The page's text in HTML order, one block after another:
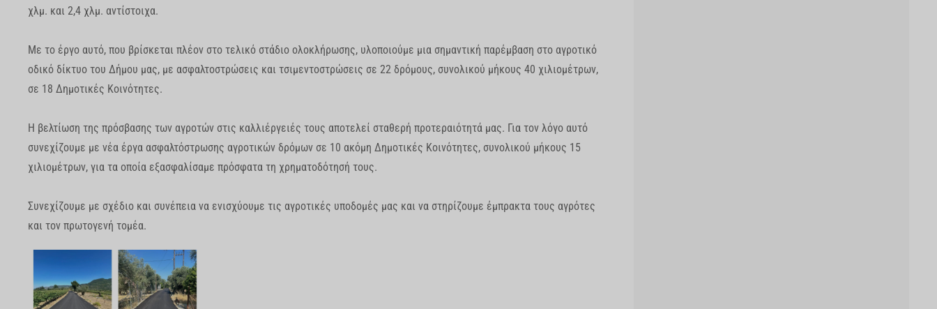
χλμ. και 2,4 χλμ. αντίστοιχα.
Με το έργο αυτό, που βρίσκεται πλέον στο τελικό στάδιο ολοκλήρωσης, υλοποιούμε μια σημαντική παρέμβαση στο αγροτικό
οδικό δίκτυο του Δήμου μας, με ασφαλτοστρώσεις και τσιμεντοστρώσεις σε 22 δρόμους, συνολικού μήκους 40 χιλιομέτρων,
σε 18 Δημοτικές Κοινότητες.
Η βελτίωση της πρόσβασης των αγροτών στις καλλιέργειές τους αποτελεί σταθερή προτεραιότητά μας. Για τον λόγο αυτό
συνεχίζουμε με νέα έργα ασφαλτόστρωσης αγροτικών δρόμων σε 10 ακόμη Δημοτικές Κοινότητες, συνολικού μήκους 15
χιλιομέτρων, για τα οποία εξασφαλίσαμε πρόσφατα τη χρηματοδότησή τους.
Συνεχίζουμε με σχέδιο και συνέπεια να ενισχύουμε τις αγροτικές υποδομές μας και να στηρίζουμε έμπρακτα τους αγρότες
και τον πρωτογενή τομέα.